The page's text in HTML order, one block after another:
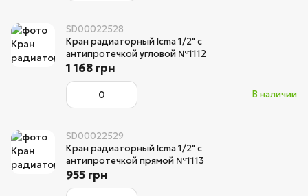
SD00022528
Кран радиаторный Icma 1/2" с
антипротечкой угловой №1112
В наличии
1 168 грн
SD00022529
Кран радиаторный Icma 1/2" с
антипротечкой прямой №1113
955 грн